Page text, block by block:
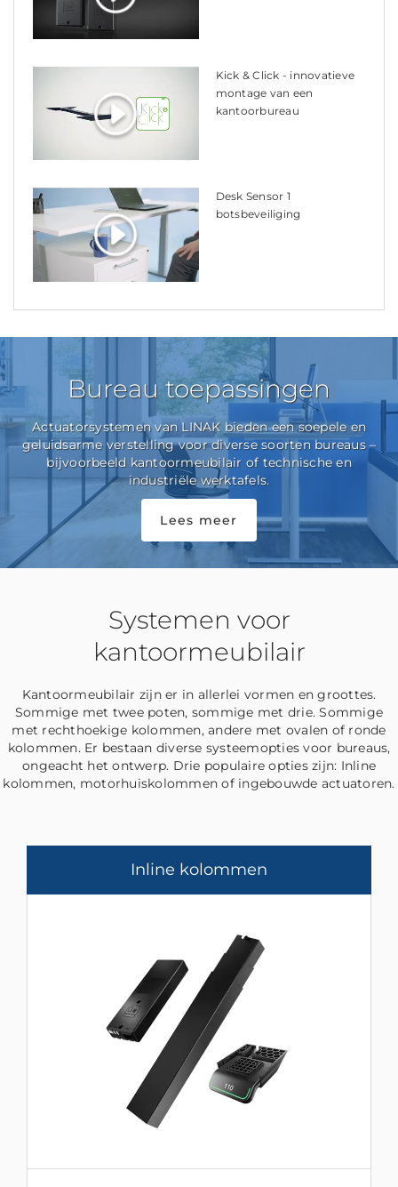
Kick & Click - innovatieve
montage van een
kantoorbureau
Desk Sensor 1
botsbeveiliging
Bureau toepassingen
Actuatorsystemen van LINAK bieden een soepele en
geluidsarme verstelling voor diverse soorten bureaus –
bijvoorbeeld kantoormeubilair of technische en
industriële werktafels.
Lees meer
Systemen voor
kantoormeubilair
Kantoormeubilair zijn er in allerlei vormen en groottes.
Sommige met twee poten, sommige met drie. Sommige
met rechthoekige kolommen, andere met ovalen of ronde
kolommen. Er bestaan diverse systeemopties voor bureaus,
ongeacht het ontwerp. Drie populaire opties zijn: Inline
kolommen, motorhuiskolommen of ingebouwde actuatoren.
Inline kolommen